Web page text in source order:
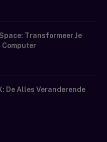
Transformeer Je
Computer
De Alles Veranderende